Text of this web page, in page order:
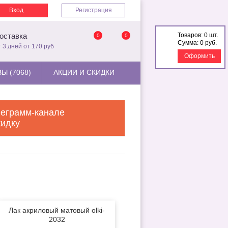
Вход Регистрация
3 дней от 170 руб
0 0
(7068) АКЦИИ И СКИДКИ
канале
Лак акриловый матовый olki-
2032
Товаров: 0 шт.
Сумма: 0 руб.
Оформить